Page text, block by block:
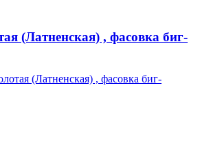
(Латненская) , фасовка биг-